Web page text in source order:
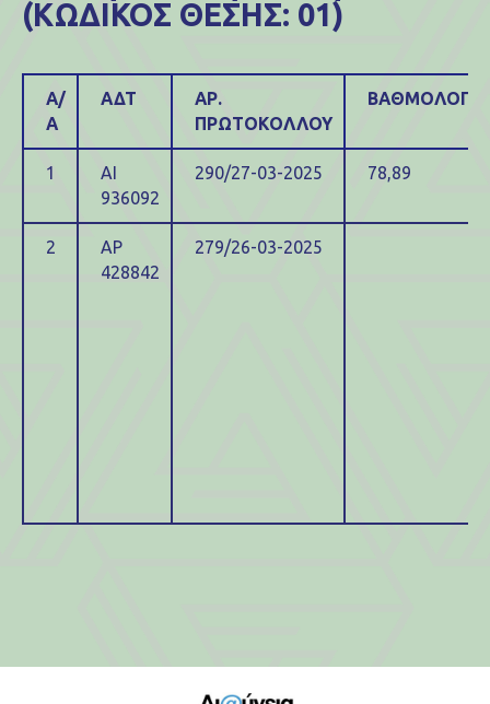
(ΚΩΔΙΚΟΣ ΘΕΣΗΣ: 01)
Α/
Α
ΑΔΤ
ΑΡ.
ΠΡΩΤΟΚΟΛΛΟΥ
ΒΑΘΜΟΛΟΓΙΑ
1
ΑΙ
936092
290/27-03-2025 78,89
2
ΑΡ
428842
279/26-03-2025